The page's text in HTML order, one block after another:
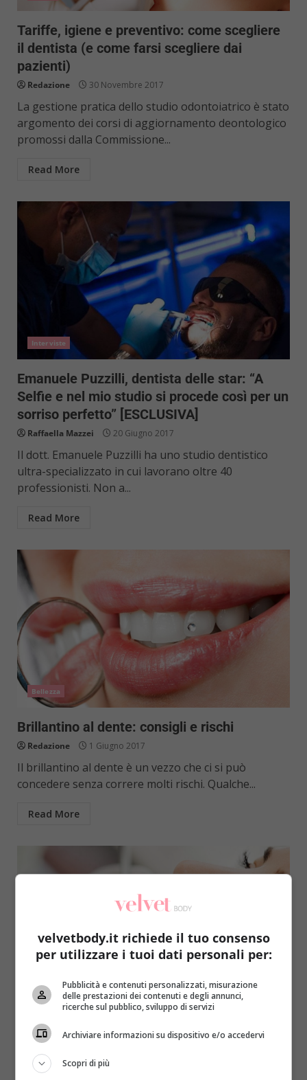
Tariffe, igiene e preventivo: come scegliere
il dentista (e come farsi scegliere dai
pazienti)
Redazione 30 Novembre 2017
La gestione pratica dello studio odontoiatrico è stato
argomento dei corsi di aggiornamento deontologico
promossi dalla Commissione...
Read More
Interviste
Emanuele Puzzilli, dentista delle star: “A
Selfie e nel mio studio si procede così per un
sorriso perfetto” [ESCLUSIVA]
Raffaella Mazzei 20 Giugno 2017
Il dott. Emanuele Puzzilli ha uno studio dentistico
ultra-specializzato in cui lavorano oltre 40
professionisti. Non a...
Read More
Bellezza
Brillantino al dente: consigli e rischi
Redazione 1 Giugno 2017
Il brillantino al dente è un vezzo che ci si può
concedere senza correre molti rischi. Qualche...
Read More
Benessere
Denti poco curati? Allora vivrete meno del
previsto…
Raffaella Mazzei
velvetbody.it richiede il tuo consenso
per utilizzare i tuoi dati personali per:
Pubblicità e contenuti personalizzati, misurazione
delle prestazioni dei contenuti e degli annunci,
ricerche sul pubblico, sviluppo di servizi
Archiviare informazioni su dispositivo e/o accedervi
Scopri di più